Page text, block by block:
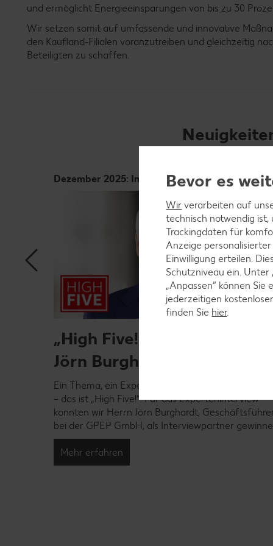
und ermöglicht Energieeinsparungen von bis zu 30
Wir setzen somit auf umfassende und innovative
den Kaufland-Filialen voranzutreiben und gleichzeitig
Beteiligten zu schaffen.
Dezember 2025: Interview
„High Five!” – Interview mit
Jörn Burghardt
Ein Thema, ein Experte, fünf Fragen und
– das ist „High Five!“. Für das Experteninterview
konnten wir Herrn Jörn Burghardt,
bei der GPEP GmbH, als Interviewpartner
Mehr erfahren
Bevor es
Wir verarbeiten auf
technisch notwendig
Trackingdaten für
Anzeige
Einwilligung erteilen.
Schutzniveau ein. Unter
„Anpassen“ können
jederzeitigen
finden Sie hier.